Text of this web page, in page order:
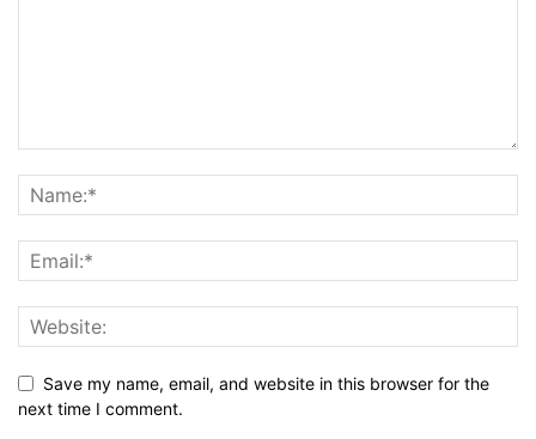
Save my name, email, and website in this browser for the
next time I comment.